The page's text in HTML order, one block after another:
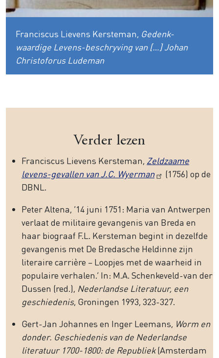
Franciscus Lievens Kersteman, Gedenk-
waardige Levens-beschryving van […] Johan
Christoforus Ludeman
Verder lezen
Franciscus Lievens Kersteman, Zeldzaame
levens-gevallen van J.C. Wyerman
(1756) op de
DBNL.
Peter Altena, ‘14 juni 1751: Maria van Antwerpen
verlaat de militaire gevangenis van Breda en
haar biograaf F.L. Kersteman begint in dezelfde
gevangenis met De Bredasche Heldinne zijn
literaire carrière – Loopjes met de waarheid in
populaire verhalen.’ In: M.A. Schenkeveld-van der
Dussen (red.), Nederlandse Literatuur, een
geschiedenis, Groningen 1993, 323-327.
Gert-Jan Johannes en Inger Leemans, Worm en
donder. Geschiedenis van de Nederlandse
literatuur 1700-1800: de Republiek(Amsterdam